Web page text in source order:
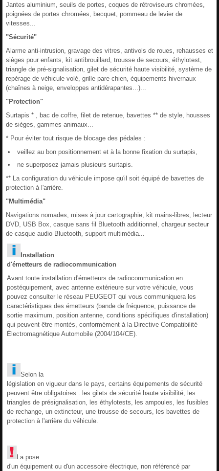
Jantes aluminium, seuils de portes, coques de rétroviseurs chromées,
poignées de portes chromées, becquet, pommeau de levier de
vitesses...
"Sécurité"
Alarme anti-intrusion, gravage des vitres, antivols de roues, rehausses et
sièges pour enfants, kit antibrouillard, trousse de secours, éthylotest,
triangle de pré-signalisation, gilet de sécurité haute visibilité, système de
repérage de véhicule volé, grille pare-chien, équipements hivernaux
(chaînes à neige, enveloppes antidérapantes...)...
"Protection"
Surtapis * , bac de coffre, filet de retenue, bavettes ** de style, housses
de sièges, gammes animaux...
* Pour éviter tout risque de blocage des pédales :
veillez au bon positionnement et à la bonne fixation du surtapis,
ne superposez jamais plusieurs surtapis.
** La configuration du véhicule impose qu'il soit équipé de bavettes de
protection à l'arrière.
"Multimédia"
Navigations nomades, mises à jour cartographie, kit mains-libres, lecteur
DVD, USB Box, casque sans fil Bluetooth additionnel, chargeur secteur
de casque audio Bluetooth, support multimédia...
Installation
d'émetteurs de radiocommunication
Avant toute installation d'émetteurs de radiocommunication en
postéquipement, avec antenne extérieure sur votre véhicule, vous
pouvez consulter le réseau PEUGEOT qui vous communiquera les
caractéristiques des émetteurs (bande de fréquence, puissance de
sortie maximum, position antenne, conditions spécifiques d'installation)
qui peuvent être montés, conformément à la Directive Compatibilité
Électromagnétique Automobile (2004/104/CE).
Selon la
législation en vigueur dans le pays, certains équipements de sécurité
peuvent être obligatoires : les gilets de sécurité haute visibilité, les
triangles de présignalisation, les éthylotests, les ampoules, les fusibles
de rechange, un extincteur, une trousse de secours, les bavettes de
protection à l'arrière du véhicule.
La pose
d'un équipement ou d'un accessoire électrique, non référencé par